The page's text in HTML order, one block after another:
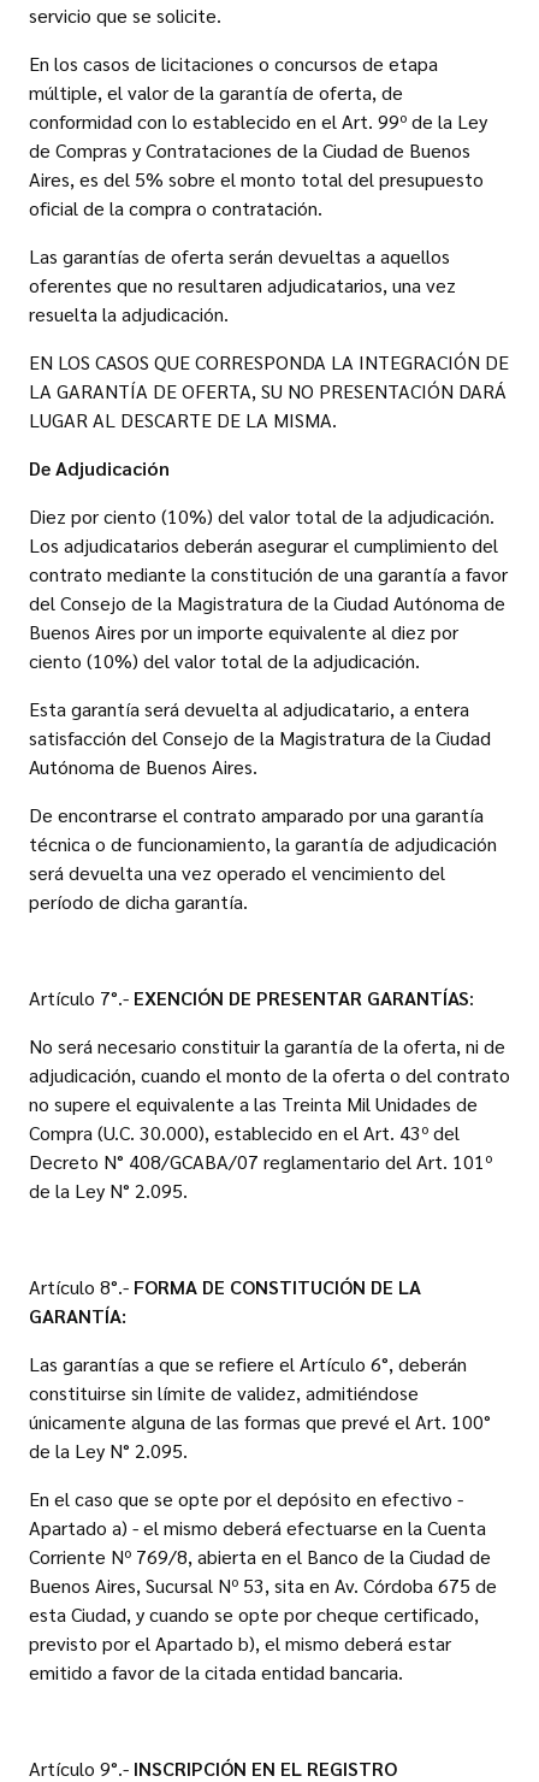
servicio que se solicite.
En los casos de licitaciones o concursos de etapa
múltiple, el valor de la garantía de oferta, de
conformidad con lo establecido en el Art. 99º de la Ley
de Compras y Contrataciones de la Ciudad de Buenos
Aires, es del 5% sobre el monto total del presupuesto
oficial de la compra o contratación.
Las garantías de oferta serán devueltas a aquellos
oferentes que no resultaren adjudicatarios, una vez
resuelta la adjudicación.
EN LOS CASOS QUE CORRESPONDA LA INTEGRACIÓN DE
LA GARANTÍA DE OFERTA, SU NO PRESENTACIÓN DARÁ
LUGAR AL DESCARTE DE LA MISMA.
De Adjudicación
Diez por ciento (10%) del valor total de la adjudicación.
Los adjudicatarios deberán asegurar el cumplimiento del
contrato mediante la constitución de una garantía a favor
del Consejo de la Magistratura de la Ciudad Autónoma de
Buenos Aires por un importe equivalente al diez por
ciento (10%) del valor total de la adjudicación.
Esta garantía será devuelta al adjudicatario, a entera
satisfacción del Consejo de la Magistratura de la Ciudad
Autónoma de Buenos Aires.
De encontrarse el contrato amparado por una garantía
técnica o de funcionamiento, la garantía de adjudicación
será devuelta una vez operado el vencimiento del
período de dicha garantía.
Artículo 7°.- EXENCIÓN DE PRESENTAR GARANTÍAS:
No será necesario constituir la garantía de la oferta, ni de
adjudicación, cuando el monto de la oferta o del contrato
no supere el equivalente a las Treinta Mil Unidades de
Compra (U.C. 30.000), establecido en el Art. 43º del
Decreto N° 408/GCABA/07 reglamentario del Art. 101º
de la Ley N° 2.095.
Artículo 8°.- FORMA DE CONSTITUCIÓN DE LA
GARANTÍA:
Las garantías a que se refiere el Artículo 6°, deberán
constituirse sin límite de validez, admitiéndose
únicamente alguna de las formas que prevé el Art. 100°
de la Ley N° 2.095.
En el caso que se opte por el depósito en efectivo -
Apartado a) - el mismo deberá efectuarse en la Cuenta
Corriente Nº 769/8, abierta en el Banco de la Ciudad de
Buenos Aires, Sucursal Nº 53, sita en Av. Córdoba 675 de
esta Ciudad, y cuando se opte por cheque certificado,
previsto por el Apartado b), el mismo deberá estar
emitido a favor de la citada entidad bancaria.
Artículo 9°.- INSCRIPCIÓN EN EL REGISTRO